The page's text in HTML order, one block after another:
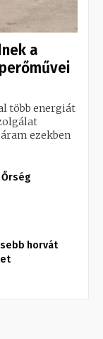
a
több energiát
ezekben
horvát